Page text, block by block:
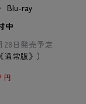
Blu-ray
中
28日発売予定
通常版》）
円